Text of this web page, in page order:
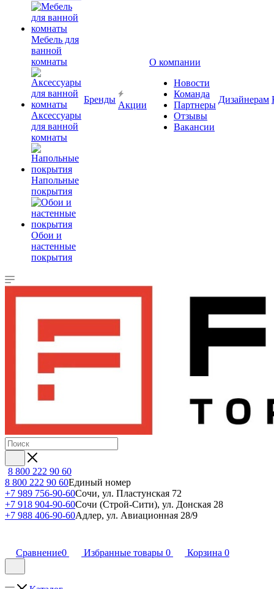
Мебель для
ванной
комнаты
Аксессуары
для ванной
комнаты
Напольные
покрытия
Обои и
настенные
покрытия
Бренды
Акции
О компании
Новости
Команда
Партнеры
Отзывы
Вакансии
Дизайнерам
8 800 222 90 60
8 800 222 90 60Единый номер
+7 989 756-90-60Сочи, ул. Пластунская 72
+7 918 904-90-60Сочи (Строй-Сити), ул. Донская 28
+7 988 406-90-60Адлер, ул. Авиационная 28/9
Сравнение0 Избранные товары 0 Корзина 0